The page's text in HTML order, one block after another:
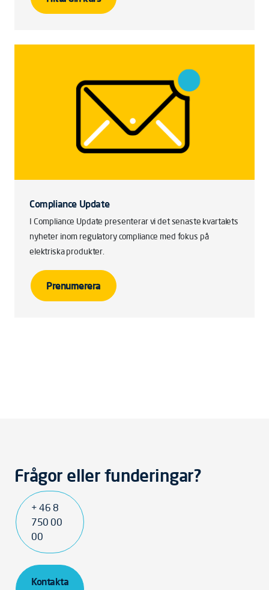
Compliance Update
I Compliance Update presenterar vi det senaste kvartalets
nyheter inom regulatory compliance med fokus på
elektriska produkter.
Prenumerera
Frågor eller funderingar?
+ 46 8
750 00
00
Kontakta